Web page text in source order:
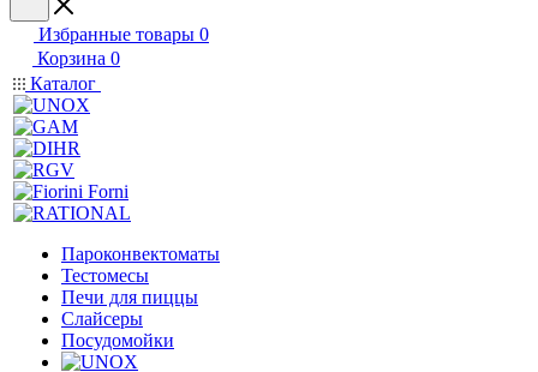
Избранные товары 0
Корзина 0
Каталог
Пароконвектоматы
Тестомесы
Печи для пиццы
Слайсеры
Посудомойки